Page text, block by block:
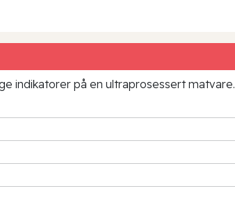
indikatorer på en ultraprosessert matvare.